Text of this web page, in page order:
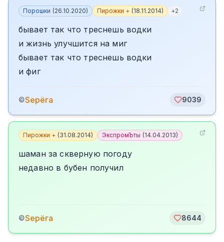
Порошки (26.10.2020) Пирожки + (18.11.2014) +2
бывает так что треснешь водки
и жизнь улучшится на миг
бывает так что треснешь водки
и фиг
©Sерёга 9039
Пирожки + (31.08.2014) ЭкспромЪты (14.04.2013)
шаман за скверную погоду
недавно в бубен получил
©Sерёга 8644